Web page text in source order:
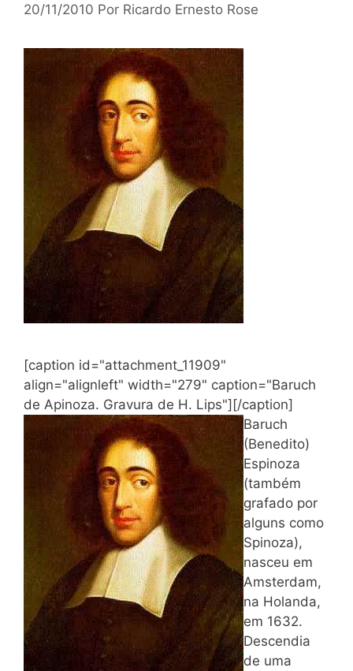
20/11/2010 Por Ricardo Ernesto Rose
[caption id="attachment_11909"
align="alignleft" width="279" caption="Baruch
de Apinoza. Gravura de H. Lips"][/caption]
Baruch
(Benedito)
Espinoza
(também
grafado por
alguns como
Spinoza),
nasceu em
Amsterdam,
na Holanda,
em 1632.
Descendia
de uma